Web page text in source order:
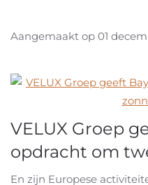
Aangemaakt op 01
VELUX Groep
opdracht om
En zijn Europese